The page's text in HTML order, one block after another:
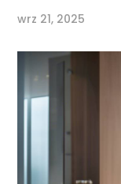
wrz 21, 2025